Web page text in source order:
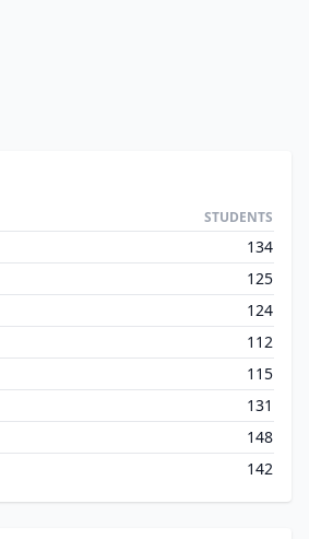
STUDENTS
134
125
124
112
115
131
148
142